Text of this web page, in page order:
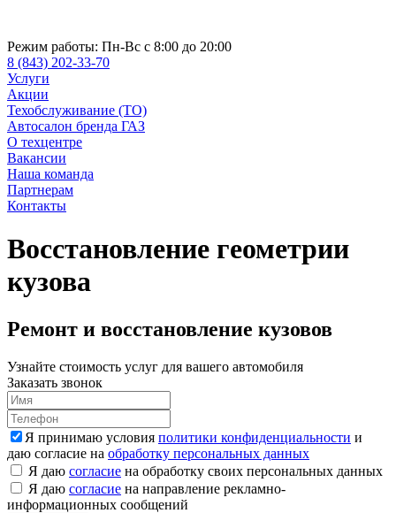
Режим работы: Пн-Вс с 8:00 до 20:00
8 (843) 202-33-70
Услуги
Акции
Техобслуживание (ТО)
Автосалон бренда ГАЗ
О техцентре
Вакансии
Наша команда
Партнерам
Контакты
Восстановление геометрии
кузова
Ремонт и восстановление кузовов
Узнайте стоимость услуг для вашего автомобиля
Заказать звонок
Я принимаю условия политики конфиденциальности и
даю согласие на обработку персональных данных
Я даю согласие на обработку своих персональных данных
Я даю согласие на направление рекламно-
информационных сообщений